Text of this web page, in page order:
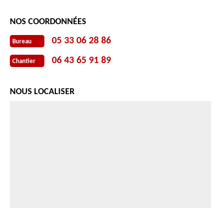
NOS COORDONNÉES
Bureau 05 33 06 28 86
Chantier 06 43 65 91 89
NOUS LOCALISER